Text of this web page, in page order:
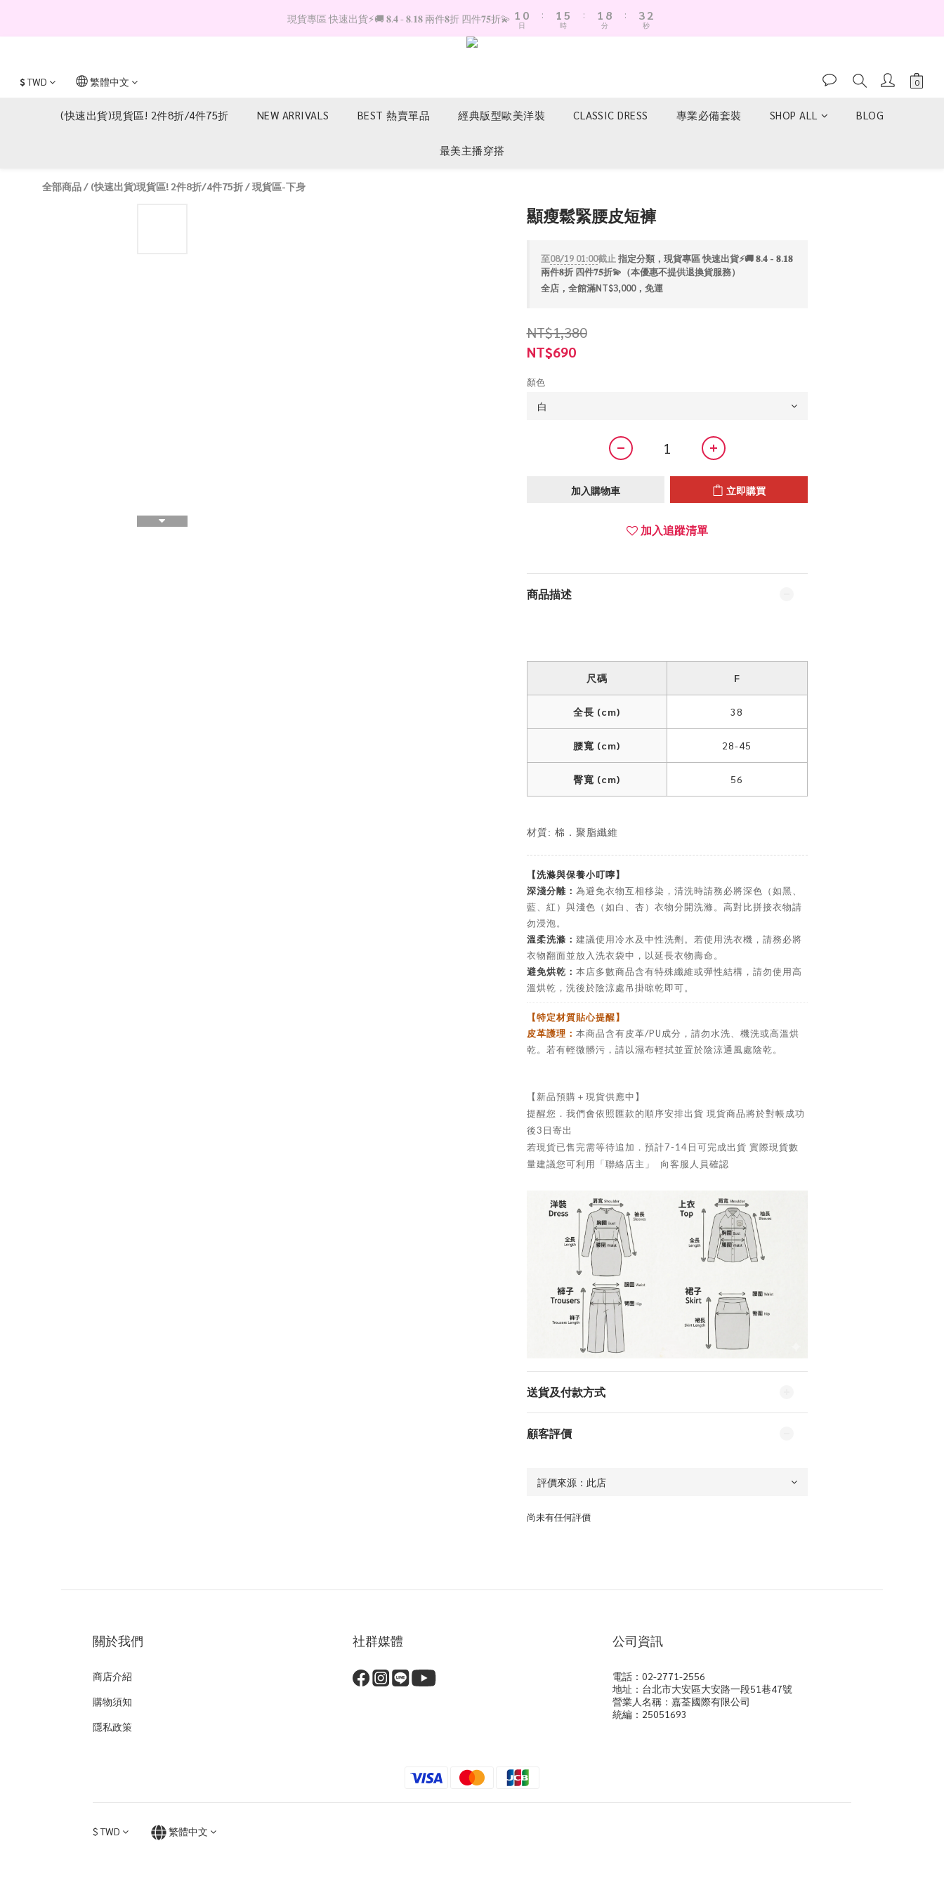
現貨專區 快速出貨⚡️🚚 𝟖.𝟒 - 𝟖.𝟏𝟖 兩件𝟖折 四件𝟕𝟓折💫 1
0
0
日
:
1
0
5
4
時
:
1
0
8
7
1
分
:
3
2
2
1
秒
$TWD 繁體中文
(快速出貨)現貨區! 2件8折/4件75折 NEW ARRIVALS BEST 熱賣單品 經典版型歐美洋裝 CLASSIC DRESS 專業必備套裝 SHOP ALL BLOG
最美主播穿搭
全部商品/ (快速出貨)現貨區! 2件8折/4件75折/現貨區-下身
顯瘦鬆緊腰皮短褲
至08/19 01:00截止 指定分類，現貨專區 快速出貨⚡️🚚 𝟖.𝟒 - 𝟖.𝟏𝟖
兩件𝟖折 四件𝟕𝟓折💫（本優惠不提供退換貨服務）
全店，全館滿NT$3,000，免運
NT$1,380
NT$690
顏色
加入購物車 立即購買
加入追蹤清單
商品描述
尺碼 F
全長 (cm) 38
腰寬 (cm) 28-45
臀寬 (cm) 56
材質: 棉．聚脂纖維
【洗滌與保養小叮嚀】
深淺分離： 為避免衣物互相移染，清洗時請務必將深色（如黑、
藍、紅）與淺色（如白、杏）衣物分開洗滌。高對比拼接衣物請
勿浸泡。
溫柔洗滌： 建議使用冷水及中性洗劑。若使用洗衣機，請務必將
衣物翻面並放入洗衣袋中，以延長衣物壽命。
避免烘乾： 本店多數商品含有特殊纖維或彈性結構，請勿使用高
溫烘乾，洗後於陰涼處吊掛晾乾即可。
【特定材質貼心提醒】
皮革護理： 本商品含有皮革/PU成分，請勿水洗、機洗或高溫烘
乾。若有輕微髒污，請以濕布輕拭並置於陰涼通風處陰乾。
【新品預購＋現貨供應中】
提醒您．我們會依照匯款的順序安排出貨 現貨商品將於對帳成功
後3日寄出
若現貨已售完需等待追加．預計7-14日可完成出貨 實際現貨數
量建議您可利用「聯絡店主」 向客服人員確認
送貨及付款方式
顧客評價
尚未有任何評價
關於我們
商店介紹
購物須知
隱私政策
社群媒體 公司資訊
電話：02-2771-2556
地址：台北市大安區大安路一段51巷47號
營業人名稱：嘉荃國際有限公司
統編：25051693
$ TWD 繁體中文